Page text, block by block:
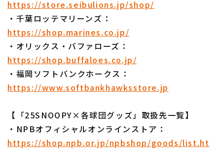
https://store.seibulions.jp/shop/
・千葉ロッテマリーンズ：
https://shop.marines.co.jp/
・オリックス・バファローズ：
https://shop.buffaloes.co.jp/
・福岡ソフトバンクホークス：
https://www.softbankhawksstore.jp
【「25SNOOPY×各球団グッズ」取扱先一覧】
・NPBオフィシャルオンラインストア：
https://shop.npb.or.jp/npbshop/goods/list.ht